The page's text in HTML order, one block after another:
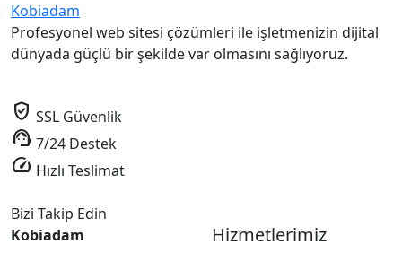
Kobiadam
Profesyonel web sitesi çözümleri ile işletmenizin dijital
dünyada güçlü bir şekilde var olmasını sağlıyoruz.
verified_user SSL Güvenlik
support_agent 7/24 Destek
speed Hızlı Teslimat
Bizi Takip Edin
Kobiadam
Hizmetlerimiz